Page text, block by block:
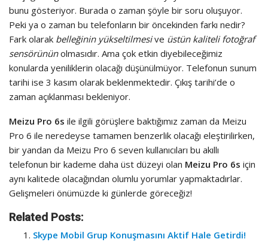
bunu gösteriyor. Burada o zaman şöyle bir soru oluşuyor.
Peki ya o zaman bu telefonların bir öncekinden farkı nedir?
Fark olarak belleğinin yükseltilmesive üstün kaliteli fotoğraf
sensörününolmasıdır. Ama çok etkin diyebileceğimiz
konularda yeniliklerin olacağı düşünülmüyor. Telefonun sunum
tarihi ise 3 kasım olarak beklenmektedir. Çıkış tarihi’de o
zaman açıklanması bekleniyor.
Meizu Pro 6s ile ilgili görüşlere baktığımız zaman da Meizu
Pro 6 ile neredeyse tamamen benzerlik olacağı eleştirilirken,
bir yandan da Meizu Pro 6 seven kullanıcıları bu akıllı
telefonun bir kademe daha üst düzeyi olan Meizu Pro 6s için
aynı kalitede olacağından olumlu yorumlar yapmaktadırlar.
Gelişmeleri önümüzde ki günlerde göreceğiz!
Related Posts:
Skype Mobil Grup Konuşmasını Aktif Hale Getirdi!